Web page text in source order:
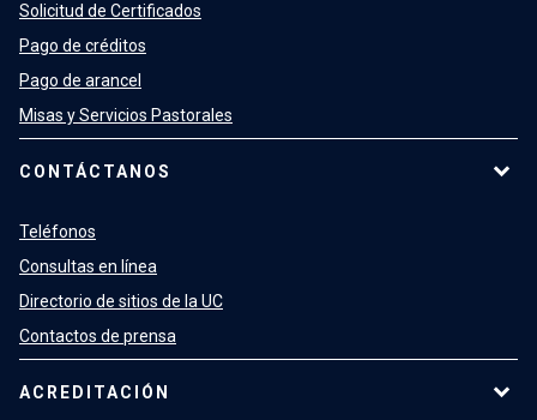
Solicitud de Certificados
Pago de créditos
Pago de arancel
Misas y Servicios Pastorales
CONTÁCTANOS
Teléfonos
Consultas en línea
Directorio de sitios de la UC
Contactos de prensa
ACREDITACIÓN